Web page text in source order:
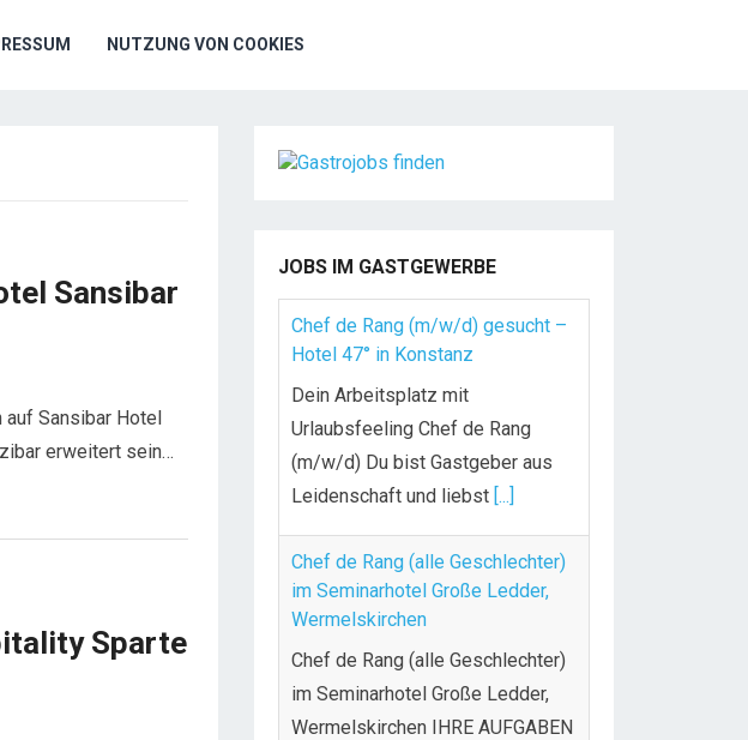
NUTZUNG VON COOKIES
Sansibar
auf Sansibar Hotel
erweitert sein…
Sparte
JOBS IM GASTGEWERBE
Chef de Rang (m/w/d) gesucht –
Hotel 47° in Konstanz
Dein Arbeitsplatz mit
Urlaubsfeeling Chef de Rang
(m/w/d) Du bist Gastgeber aus
Leidenschaft und liebst [...]
Chef de Rang (alle Geschlechter)
im Seminarhotel Große Ledder,
Wermelskirchen
Chef de Rang (alle Geschlechter)
im Seminarhotel Große Ledder,
Wermelskirchen IHRE AUFGABEN